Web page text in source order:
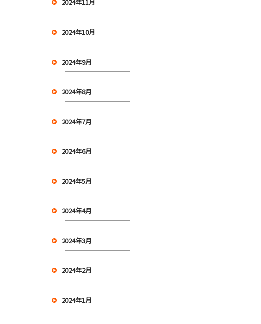
2024年11月
2024年10月
2024年9月
2024年8月
2024年7月
2024年6月
2024年5月
2024年4月
2024年3月
2024年2月
2024年1月